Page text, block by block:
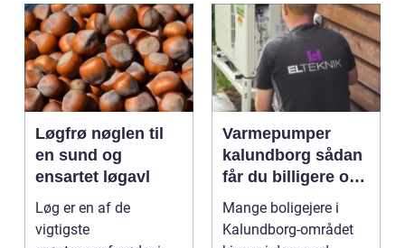
Løgfrø nøglen til
en sund og
ensartet løgavl
Løg er en af de
vigtigste
Varmepumper
kalundborg sådan
får du billigere og
mere bæredygtig
varme
Mange boligejere i
Kalundborg-området